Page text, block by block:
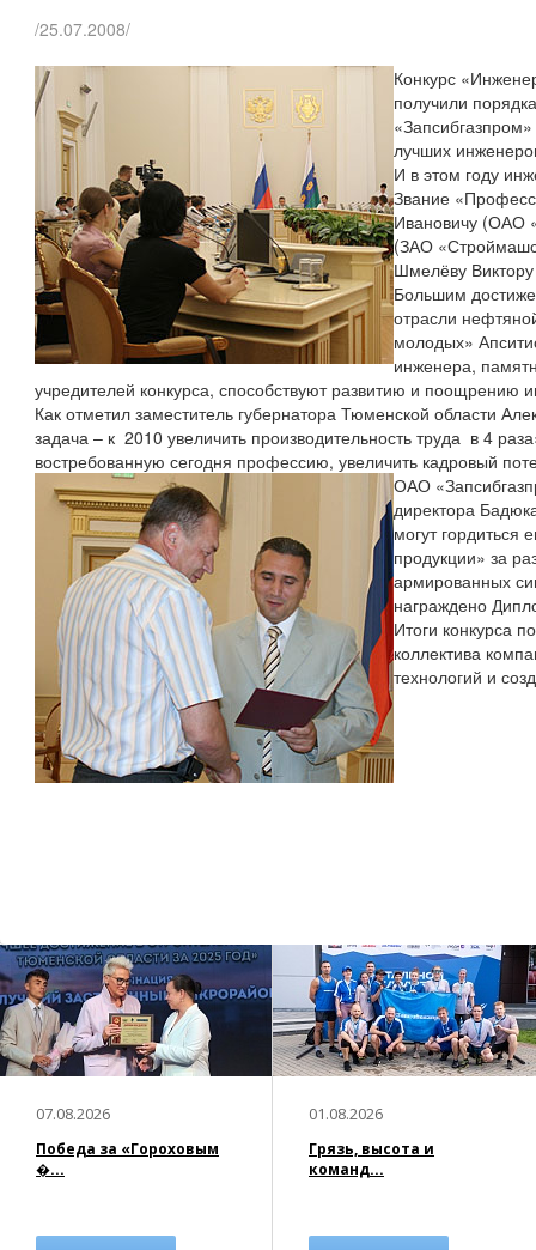
/25.07.2008/
Конкурс
получили
лучших
И в этом году
Звание
Ивановичу (ОАО
(ЗАО
Шмелёву
Большим
отрасли
молодых»
инженера,
учредителей конкурса, способствуют развитию и поощрению
Как отметил заместитель губернатора Тюменской области
задача – к 2010 увеличить производительность труда в 4
востребованную сегодня профессию, увеличить кадровый
ОАО
директора
могут
продукции» за
армированных
награждено
Итоги конкурса
коллектива
технологий и
07.08.2026
Победа за «Гороховым
�...
01.08.2026
Грязь, высота и
команд...